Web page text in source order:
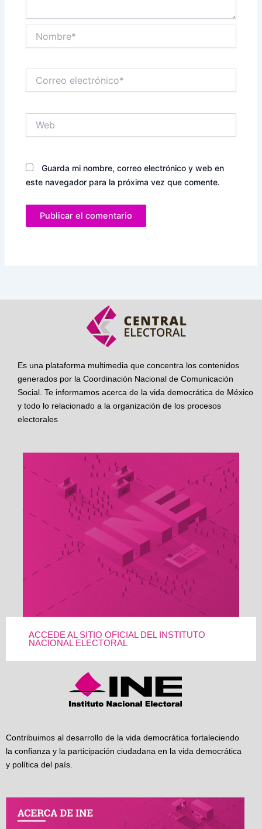
electrónico*
Guarda mi nombre, correo electrónico y web en
este navegador para la próxima vez que comente.
Es una plataforma multimedia que concentra los contenidos
generados por la Coordinación Nacional de Comunicación
Social. Te informamos acerca de la vida democrática de México
y todo lo relacionado a la organización de los procesos
electorales
ACCEDE AL SITIO OFICIAL DEL INSTITUTO
NACIONAL ELECTORAL
Contribuimos al desarrollo de la vida democrática fortaleciendo
la confianza y la participación ciudadana en la vida democrática
y política del país.